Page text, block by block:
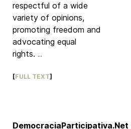
respectful of a wide
variety of opinions,
promoting freedom and
advocating equal
rights. ...
[FULL TEXT]
DemocraciaParticipativa.Net